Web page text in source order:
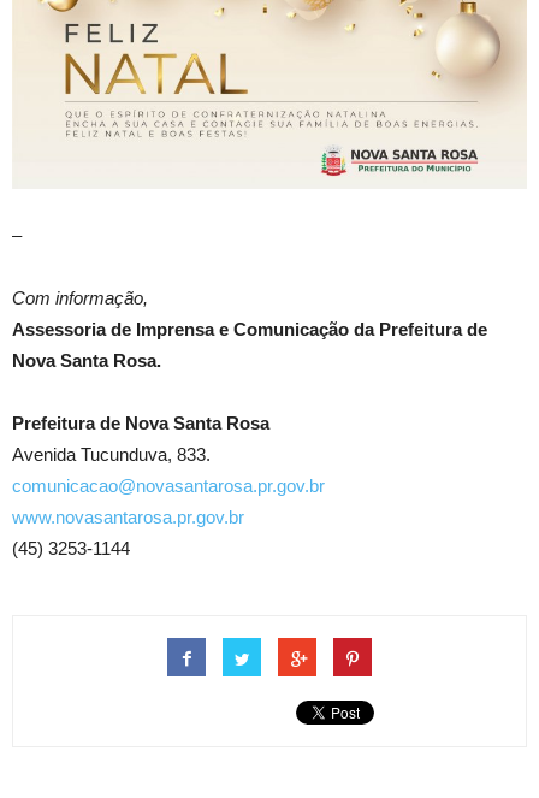
–
Com informação,
Assessoria de Imprensa e Comunicação da Prefeitura de
Nova Santa Rosa.
Prefeitura de Nova Santa Rosa
Avenida Tucunduva, 833.
comunicacao@novasantarosa.pr.gov.br
www.novasantarosa.pr.gov.br
(45) 3253-1144